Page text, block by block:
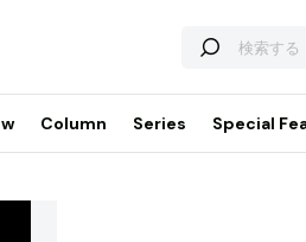
Column Series Special